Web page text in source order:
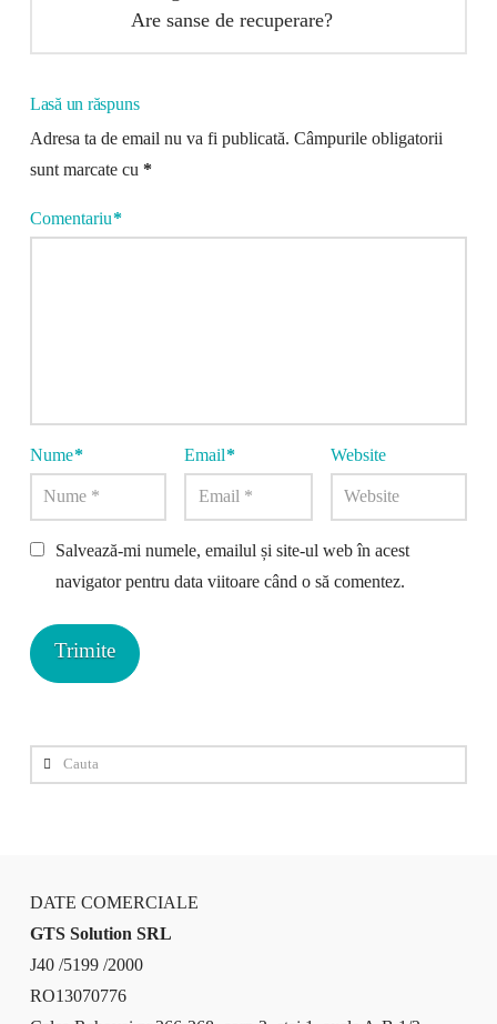
Are sanse de recuperare?
Lasă un răspuns
Adresa ta de email nu va fi publicată. Câmpurile obligatorii
sunt marcate cu *
Comentariu*
Nume* Email* Website
Salvează-mi numele, emailul și site-ul web în acest
navigator pentru data viitoare când o să comentez.
Cauta
DATE COMERCIALE
GTS Solution SRL
J40 /5199 /2000
RO13070776